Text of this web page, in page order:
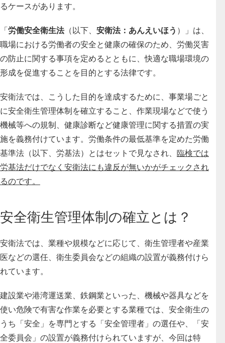
るケースがあります。
「労働安全衛生法（以下、 安衛法：あんえいほう ）」は、
職場における労働者の安全と健康の確保のため、労働災害
の防止に関する事項を定めるとともに、快適な職場環境の
形成を促進することを目的とする法律です。
安衛法では、こうした目的を達成するために、事業場ごと
に安全衛生管理体制を確立すること、作業現場などで使う
機械等への規制、健康診断など健康管理に関する措置の実
施を義務付けています。労働条件の最低基準を定めた労働
基準法（以下、労基法）とはセットで見なされ、 臨検では
労基法だけでなく安衛法にも違反が無いかがチェックされ
るのです。
安全衛生管理体制の確立とは？
安衛法では、業種や規模などに応じて、衛生管理者や産業
医などの選任、衛生委員会などの組織の設置が義務付けら
れています。
建設業や港湾運送業、鉄鋼業といった、機械や器具などを
使い危険で有害な作業を必要とする業種では、安全衛生の
うち「安全」を専門とする「安全管理者」の選任や、「安
全委員会」の設置が義務付けられていますが、今回は特